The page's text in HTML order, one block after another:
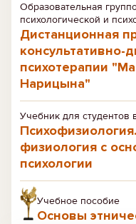
Образовательная
психологической и
Дистанционная
консультативно-
психотерапии
Нарицына"
Учебник для
физиология с
психологии
Учебное пособие
Основы